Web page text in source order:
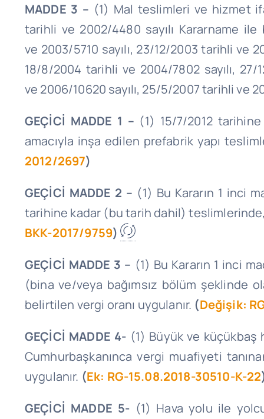
MADDE 3 – (1) Mal teslimleri ve hizmet
tarihli ve 2002/4480 sayılı Kararname
ve 2003/5710 sayılı, 23/12/2003 tarihli ve
18/8/2004 tarihli ve 2004/7802 sayılı,
ve 2006/10620 sayılı, 25/5/2007 tarihli ve
GEÇİCİ MADDE 1 – (1) 15/7/2012
amacıyla inşa edilen prefabrik yapı
2012/2697)
GEÇİCİ MADDE 2 – (1) Bu Kararın 1 inci
tarihine kadar (bu tarih dahil) teslimlerinde,
BKK-2017/9759)
GEÇİCİ MADDE 3 – (1) Bu Kararın 1 inci
(bina ve/veya bağımsız bölüm şeklinde
belirtilen vergi oranı uygulanır. (Değişik:
GEÇİCİ MADDE 4- (1) Büyük ve küçükbaş
Cumhurbaşkanınca vergi muafiyeti
uygulanır. (Ek: RG-15.08.2018-30510-K-22
GEÇİCİ MADDE 5- (1) Hava yolu ile